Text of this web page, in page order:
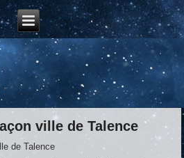
ville de Talence
de Talence